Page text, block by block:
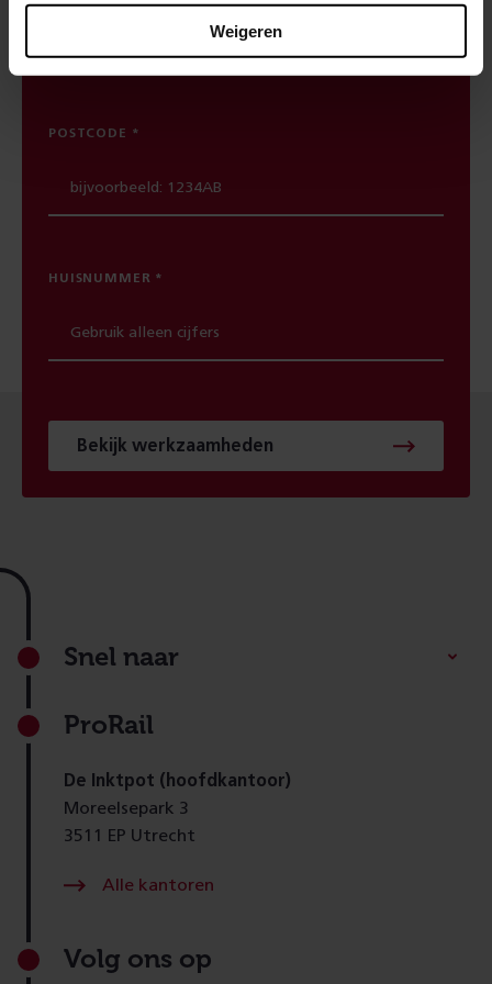
Weigeren
werkzaamheden in jouw buurt gepland staan.
POSTCODE
HUISNUMMER
Bekijk werkzaamheden
Footer
Snel naar
ProRail
De Inktpot (hoofdkantoor)
Moreelsepark 3
3511 EP Utrecht
Alle kantoren
Volg ons op